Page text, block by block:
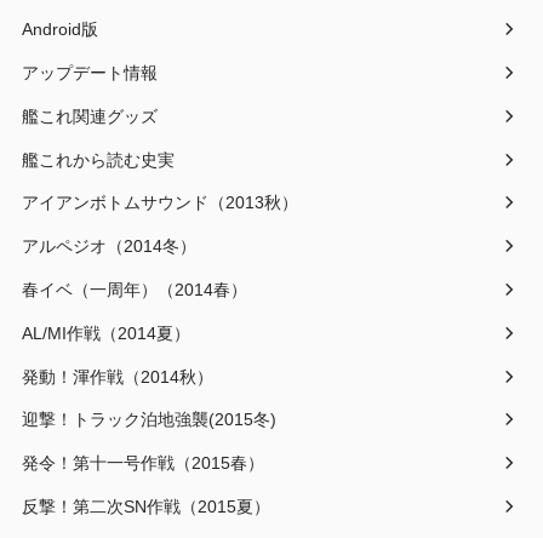
Android版
アップデート情報
艦これ関連グッズ
艦これから読む史実
アイアンボトムサウンド（2013秋）
アルペジオ（2014冬）
春イベ（一周年）（2014春）
AL/MI作戦（2014夏）
発動！渾作戦（2014秋）
迎撃！トラック泊地強襲(2015冬)
発令！第十一号作戦（2015春）
反撃！第二次SN作戦（2015夏）